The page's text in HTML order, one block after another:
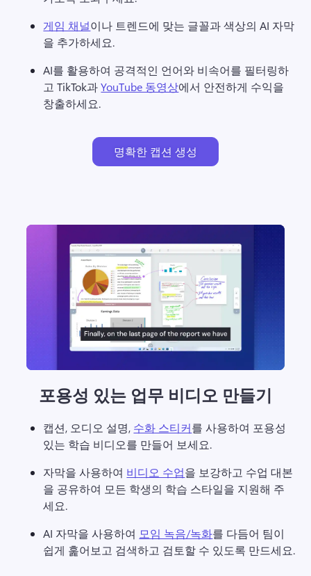
게임 채널이나 트렌드에 맞는 글꼴과 색상의 AI 자막
을 추가하세요.
AI를 활용하여 공격적인 언어와 비속어를 필터링하
고 TikTok과 YouTube 동영상에서 안전하게 수익을
창출하세요.
명확한 캡션 생성
포용성 있는 업무 비디오 만들기
캡션, 오디오 설명, 수화 스티커를 사용하여 포용성
있는 학습 비디오를 만들어 보세요.
자막을 사용하여 비디오 수업을 보강하고 수업 대본
을 공유하여 모든 학생의 학습 스타일을 지원해 주
세요.
AI 자막을 사용하여 모임 녹음/녹화를 다듬어 팀이